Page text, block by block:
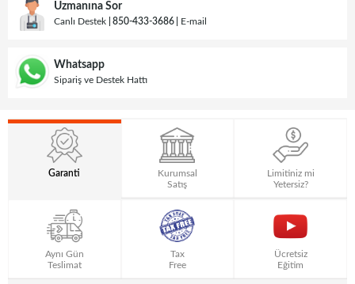
Uzmanına Sor
Canlı Destek 850-433-3686 E-mail
Whatsapp
Sipariş ve Destek Hattı
Garanti
Kurumsal
Satış
Limitiniz mi
Yetersiz?
Aynı Gün
Teslimat
Tax
Free
Ücretsiz
Eğitim